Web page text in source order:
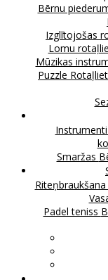
Bērnu
Izglītojošas
Lomu
Mūzikas
Puzzle
Smaržas
Riteņbraukšana
Padel teniss